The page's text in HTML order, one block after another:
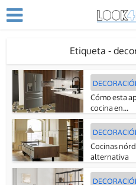
Etiqueta -
Cómo esta
cocina en...
Cocinas
alternativa